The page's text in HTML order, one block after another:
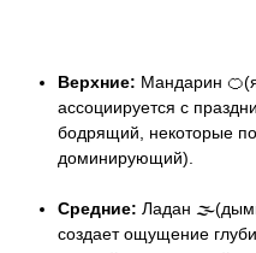
Верхние: Мандарин
ассоциируется с
бодрящий, некоторые
доминирующий).
Средние: Ладан
создает ощущение